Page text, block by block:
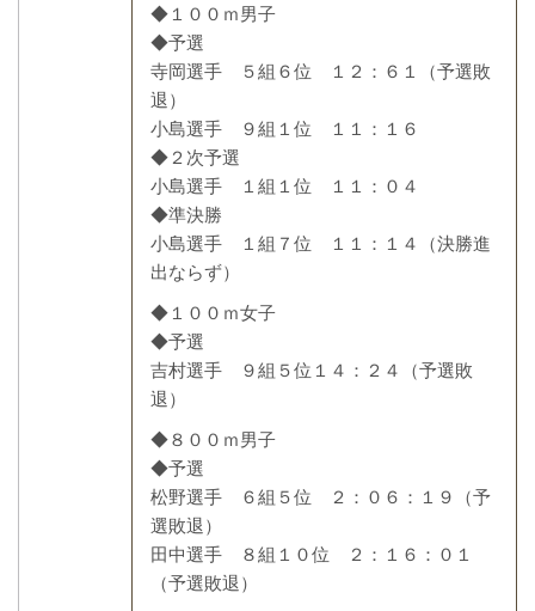
◆１００ｍ男子
◆予選
寺岡選手 ５組６位 １２：６１（予選敗
退）
小島選手 ９組１位 １１：１６
◆２次予選
小島選手 １組１位 １１：０４
◆準決勝
小島選手 １組７位 １１：１４（決勝進
出ならず）
◆１００ｍ女子
◆予選
吉村選手 ９組５位１４：２４（予選敗
退）
◆８００ｍ男子
◆予選
松野選手 ６組５位 ２：０６：１９（予
選敗退）
田中選手 ８組１０位 ２：１６：０１
（予選敗退）